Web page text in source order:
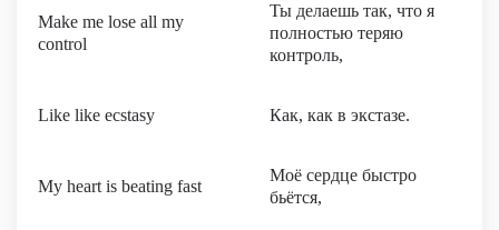
Make me lose all my
control
Ты делаешь так, что я
полностью теряю
контроль,
Like like ecstasy Как, как в экстазе.
My heart is beating fast
Моё сердце быстро
бьётся,